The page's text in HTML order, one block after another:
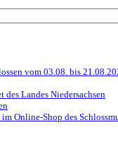
durch Abgase,
zu markanten
an den
{ margin-right:
vom 03.08. bis
des Landes Niedersachsen
Online-Shop des